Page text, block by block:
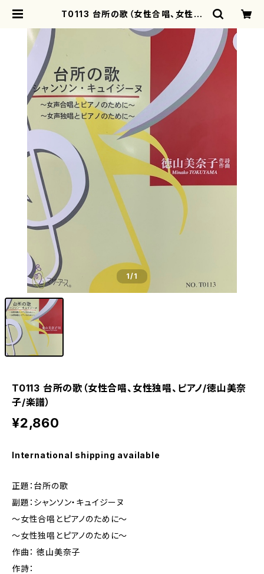
T0113 台所の歌（女性合唱、女性独
erearth
1/1
T0113 台所の歌（女性合唱、女性独唱、ピアノ/徳山美奈
子/楽譜）
¥2,860
International shipping available
正題：台所の歌
副題：シャンソン・キュイジーヌ
〜女性合唱とピアノのために〜
〜女性独唱とピアノのために〜
作曲： 徳山美奈子
作詩：